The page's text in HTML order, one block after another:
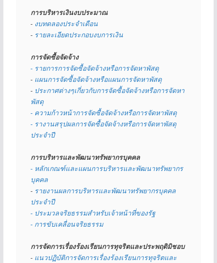
การบริหารเงินงบประมาณ
- งบทดลองประจำเดือน
- รายละเอียดประกอบงบการเงิน
การจัดซื้อจัดจ้าง
- รายการการจัดซื้อจัดจ้างหรือการจัดหาพัสดุ
- แผนการจัดซื้อจัดจ้างหรือแผนการจัดหาพัสดุ
- ประกาศต่างๆเกี่ยวกับการจัดซื้อจัดจ้างหรือการจัดหา
พัสดุ
- ความก้าวหน้าการจัดซื้อจัดจ้างหรือการจัดหาพัสดุ
- รางานสรุปผลการจัดซื้อจัดจ้างหรือการจัดหาพัสดุ
ประจำปี
การบริหารและพัฒนาทรัพยากรบุคคล
- หลักเกณฑ์และแผนการบริหารและพัฒนาทรัพยากร
บุคคล
- รายงานผลการบริหารและพัฒนาทรัพยากรบุคคล
ประจำปี
- ประมวลจริยธรรมสำหรับเจ้าหน้าที่ของรัฐ
- การขับเคลื่อนจริยธรรม
การจัดการเรื่องร้องเรียนการทุจริตและประพฤติมิชอบ
- แนวปฏิบัติการจัดการเรื่องร้องเรียนการทุจริตและ